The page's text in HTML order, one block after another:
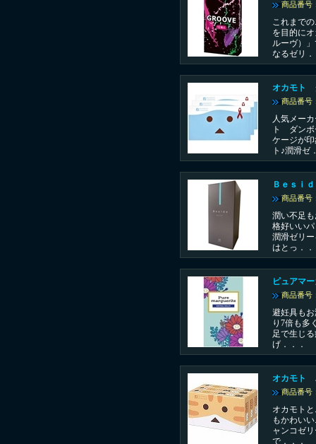
商品番号
これまで
を目的に
ルーヴ）
なるゼリ
オカモト
商品番号
人気メー
ト ダン
ケージが
ト♪潤滑ゼ
Ｂｅｓｉ
商品番号
潤い不足
格好いい
潤滑ゼリ
はとっ．
ピュアマ
商品番号
避妊具も
り7倍も多
足で生じ
げ．．．
オカモト
商品番号
オカモト
もかわい
ャンコゼ
で．．．